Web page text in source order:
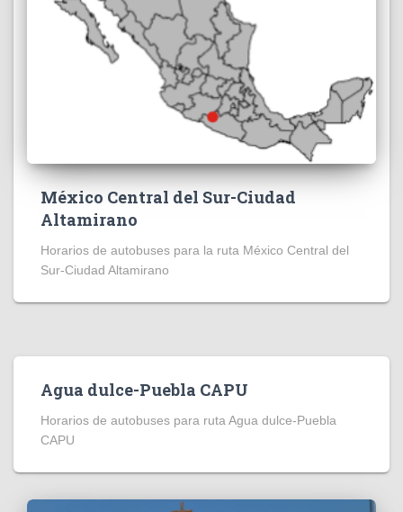
México Central del Sur-Ciudad
Altamirano
Horarios de autobuses para la ruta México Central del
Sur-Ciudad Altamirano
Agua dulce-Puebla CAPU
Horarios de autobuses para ruta Agua dulce-Puebla
CAPU